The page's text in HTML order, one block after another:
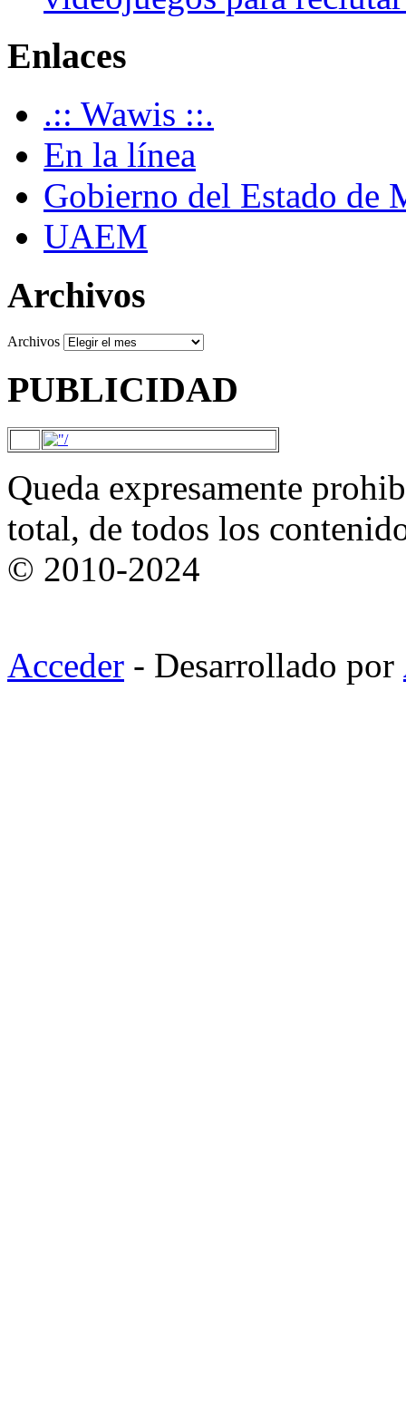
Enlaces
.:: Wawis ::.
En la línea
Gobierno del Estado de
UAEM
Archivos
Archivos
PUBLICIDAD
Queda expresamente
total, de todos los
© 2010-2024
Acceder - Desarrollado por